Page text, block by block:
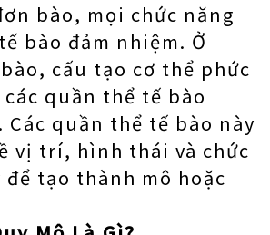
bào, mọi chức năng
bào đảm nhiệm. Ở
cấu tạo cơ thể phức
quần thể tế bào
quần thể tế bào này
vị trí, hình thái và chức
tạo thành mô hoặc